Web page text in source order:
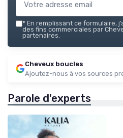
* En remplissant ce formulaire,
des fins commerciales par
partenaires.
Cheveux boucles
Ajoutez-nous à vos sources
Parole d'experts